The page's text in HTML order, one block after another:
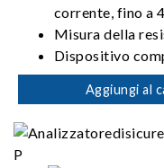
corrente, fino a
Misura della
Dispositivo
potenziale della
Aggiungi al